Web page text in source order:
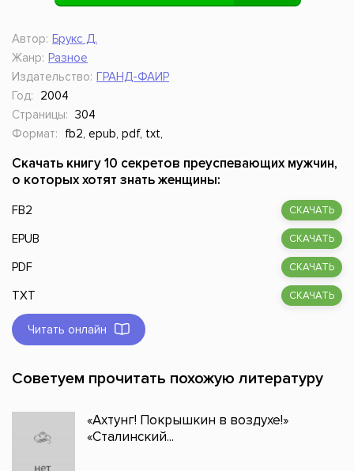
Автор: Брукс Д.
Жанр: Разное
Издательство: ГРАНД-ФАИР
Год:
2004
Страницы: 304
Формат:
fb2, epub, pdf, txt,
Скачать книгу 10 секретов преуспевающих мужчин,
о которых хотят знать женщины:
FB2 СКАЧАТЬ
EPUB СКАЧАТЬ
PDF СКАЧАТЬ
TXT СКАЧАТЬ
Читать онлайн
Советуем прочитать похожую литературу
«Ахтунг! Покрышкин в воздухе!»
«Сталинский...